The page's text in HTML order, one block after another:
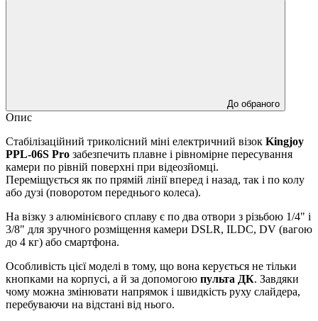
До обраного
Опис
Стабілізаційний триколісний міні електричний візок Kingjoy
PPL-06S Pro забезпечить плавне і рівномірне пересування
камери по рівній поверхні при відеозйомці.
Переміщується як по прямій лінії вперед і назад, так і по колу
або дузі (поворотом переднього колеса).
На візку з алюмінієвого сплаву є по два отвори з різьбою 1/4" і
3/8" для зручного розміщення камери DSLR, ILDC, DV (вагою
до 4 кг) або смартфона.
Особливість цієї моделі в тому, що вона керується не тільки
кнопками на корпусі, а й за допомогою пульта ДК. Завдяки
чому можна змінювати напрямок і швидкість руху слайдера,
перебуваючи на відстані від нього.